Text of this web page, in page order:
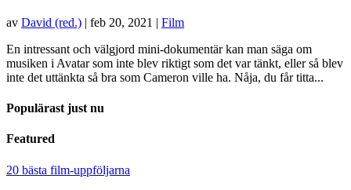
av David (red.) | feb 20, 2021 | Film
En intressant och välgjord mini-dokumentär kan man säga om
musiken i Avatar som inte blev riktigt som det var tänkt, eller så blev
inte det uttänkta så bra som Cameron ville ha. Nåja, du får titta...
Populärast just nu
Featured
20 bästa film-uppföljarna